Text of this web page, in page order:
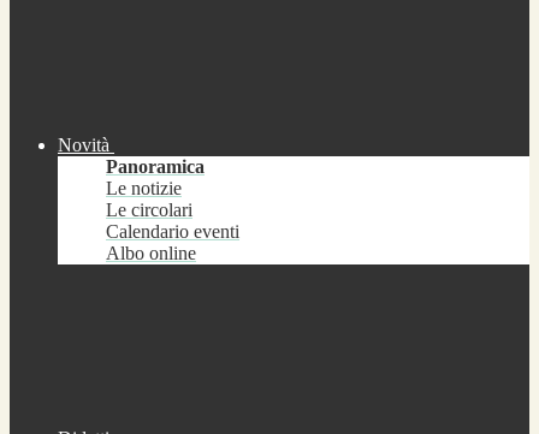
Novità
Panoramica
Le notizie
Le circolari
Calendario eventi
Albo online